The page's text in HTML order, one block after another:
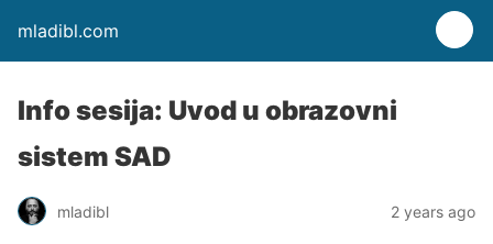
mladibl.com
Info sesija: Uvod u obrazovni
sistem SAD
mladibl 2 years ago